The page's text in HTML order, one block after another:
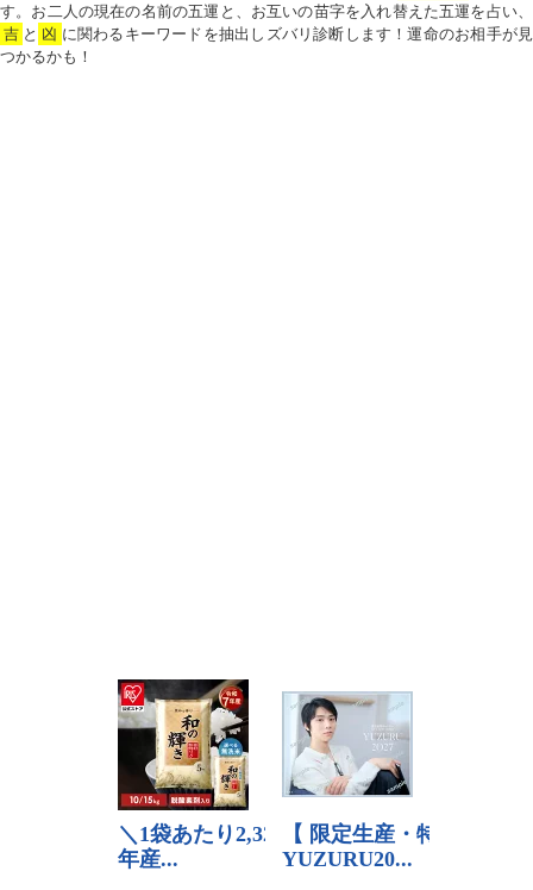
す。お二人の現在の名前の五運と、お互いの苗字を入れ替えた五運を占い、
吉 と 凶 に関わるキーワードを抽出しズバリ診断します！運命のお相手が見
つかるかも！